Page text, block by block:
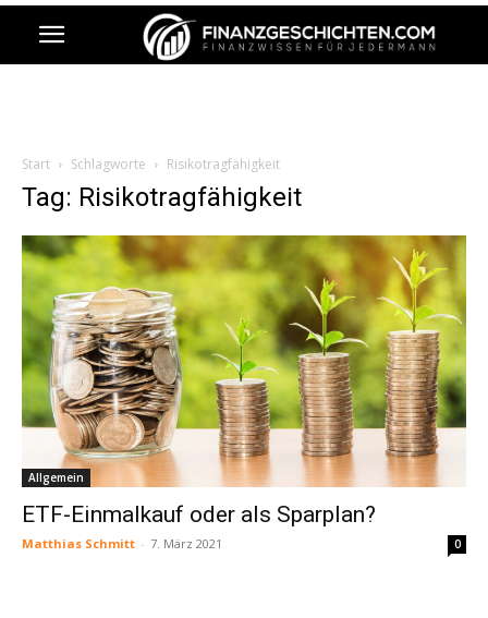
Start Schlagworte Risikotragfähigkeit
Tag: Risikotragfähigkeit
Allgemein
ETF-Einmalkauf oder als Sparplan?
Matthias Schmitt - 7. März 2021 0